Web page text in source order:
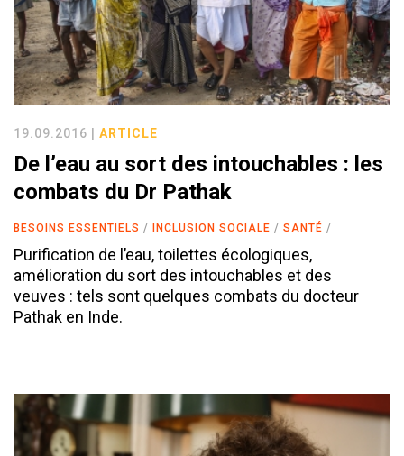
19.09.2016 | ARTICLE
De l’eau au sort des intouchables : les
combats du Dr Pathak
BESOINS ESSENTIELS INCLUSION SOCIALE SANTÉ
Purification de l’eau, toilettes écologiques,
amélioration du sort des intouchables et des
veuves : tels sont quelques combats du docteur
Pathak en Inde.